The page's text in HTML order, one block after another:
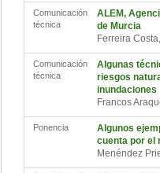
Comunicación
técnica
ALEM,
de Murcia
Ferreira
Comunicación
técnica
Algunas
riesgos
inundaciones
Francos
Ponencia
Algunos
cuenta por el
Menéndez